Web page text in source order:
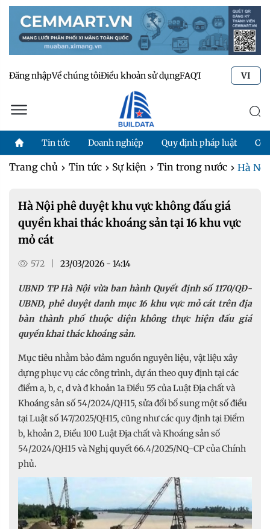
Đăng nhậpVề chúng tôiĐiều khoản sử dụngFAQTư vấn kỹ thuật
VI
Tin tức Doanh nghiệp Quy định pháp luật
Trang chủ Tin tức Sự kiện Tin trong nước Hà
Hà Nội phê duyệt khu vực không đấu giá
quyền khai thác khoáng sản tại 16 khu vực
mỏ cát
572 23/03/2026 - 14:14
UBND TP Hà Nội vừa ban hành Quyết định số 1170/QĐ-
UBND, phê duyệt danh mục 16 khu vực mỏ cát trên địa
bàn thành phố thuộc diện không thực hiện đấu giá
quyền khai thác khoáng sản.
Mục tiêu nhằm bảo đảm nguồn nguyên liệu, vật liệu xây
dựng phục vụ các công trình, dự án theo quy định tại các
điểm a, b, c, d và đ khoản 1a Điều 55 của Luật Địa chất và
Khoáng sản số 54/2024/QH15, sửa đổi bổ sung một số điều
tại Luật số 147/2025/QH15, cũng như các quy định tại Điểm
b, khoản 2, Điều 100 Luật Địa chất và Khoáng sản số
54/2024/QH15 và Nghị quyết 66.4/2025/NQ-CP của Chính
phủ.